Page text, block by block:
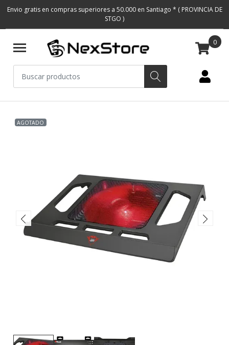
Envio gratis en compras superiores a 50.000 en Santiago * ( PROVINCIA DE
STGO )
0
AGOTADO